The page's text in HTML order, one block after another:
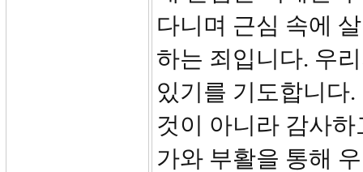
다니며 근심 속에
하는 죄입니다. 우
있기를 기도합니다
것이 아니라 감사
가와 부활을 통해